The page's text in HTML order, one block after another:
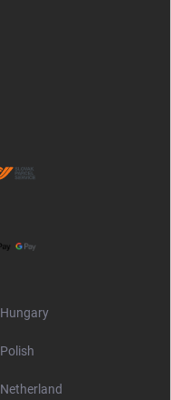
Hungary
Polish
Netherland